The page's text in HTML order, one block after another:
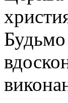
Будьмо